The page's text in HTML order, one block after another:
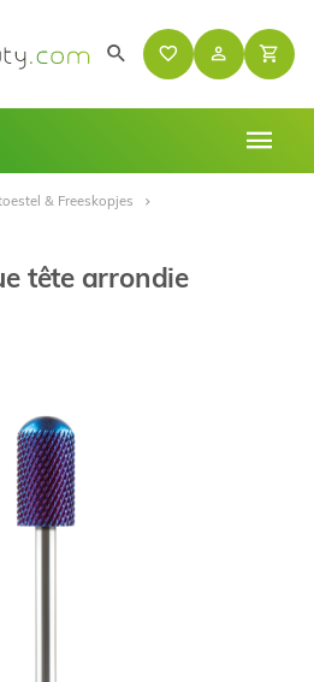
& Freeskopjes
tête arrondie